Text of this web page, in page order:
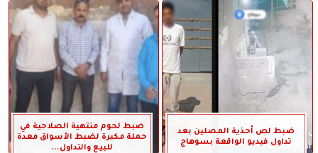
ضبط لص أحذية المصلين بعد
تداول فيديو الواقعة بسوهاج
ضبط لحوم منتهية الصلاحية في
حملة مكبرة لضبط الأسواق معدة
للبيع والتداول...